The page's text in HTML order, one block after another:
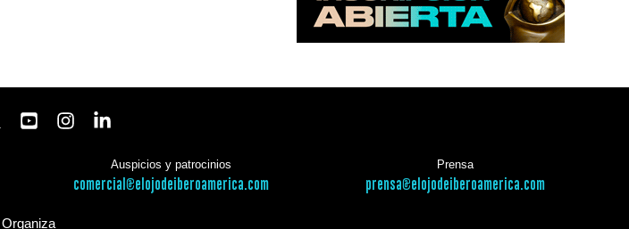
Auspicios y patrocinios
comercial@elojodeiberoamerica.com
Prensa
prensa@elojodeiberoamerica.com
Organiza